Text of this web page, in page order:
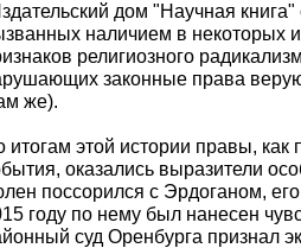
дом "Научная
наличием в некоторых
религиозного
законные права
же).
итогам этой истории правы,
оказались выразители
поссорился с Эрдоганом,
году по нему был нанесен
суд Оренбурга признал